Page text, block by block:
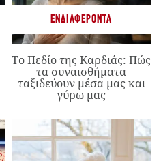
ΕΝΔΙΑΦΈΡΟΝΤΑ
Το Πεδίο της Καρδιάς: Πώς
τα συναισθήματα
ταξιδεύουν μέσα μας και
γύρω μας